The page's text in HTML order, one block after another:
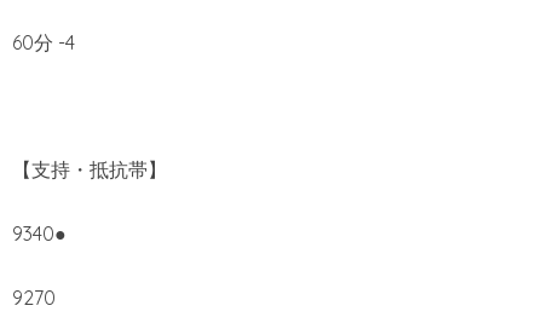
60分 -4
【支持・抵抗帯】
9340●
9270